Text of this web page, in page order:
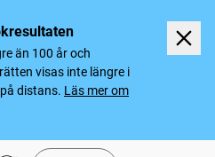
än 100 år och
visas inte längre i
distans. Läs mer om